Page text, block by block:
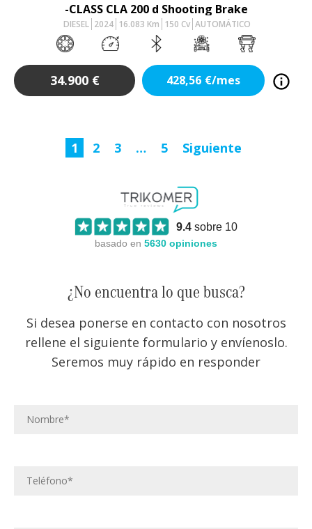
-CLASS CLA 200 d Shooting Brake
DIESEL 2024 16.083 Km 150 Cv AUTOMÁTICO
34.900 € 428,56 €/mes
1 2 3 … 5 Siguiente
9.4sobre 10
basado en 5630 opiniones
¿No encuentra lo que busca?
Si desea ponerse en contacto con nosotros
rellene el siguiente formulario y envíenoslo.
Seremos muy rápido en responder